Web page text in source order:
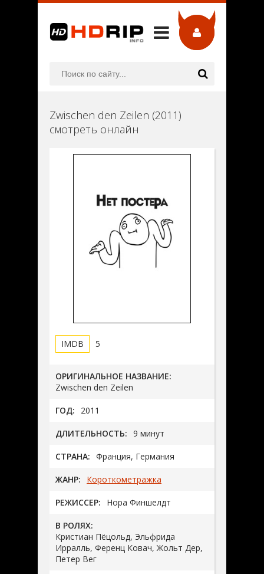
Zwischen den Zeilen (2011)
смотреть онлайн
5
ОРИГИНАЛЬНОЕ НАЗВАНИЕ:
Zwischen den Zeilen
ГОД: 2011
ДЛИТЕЛЬНОСТЬ: 9 минут
СТРАНА: Франция, Германия
ЖАНР: Короткометражка
РЕЖИССЕР: Нора Финшелдт
В РОЛЯХ:
Кристиан Пёцольд, Эльфрида
Ирралль, Ференц Ковач, Жольт Дер,
Петер Вег